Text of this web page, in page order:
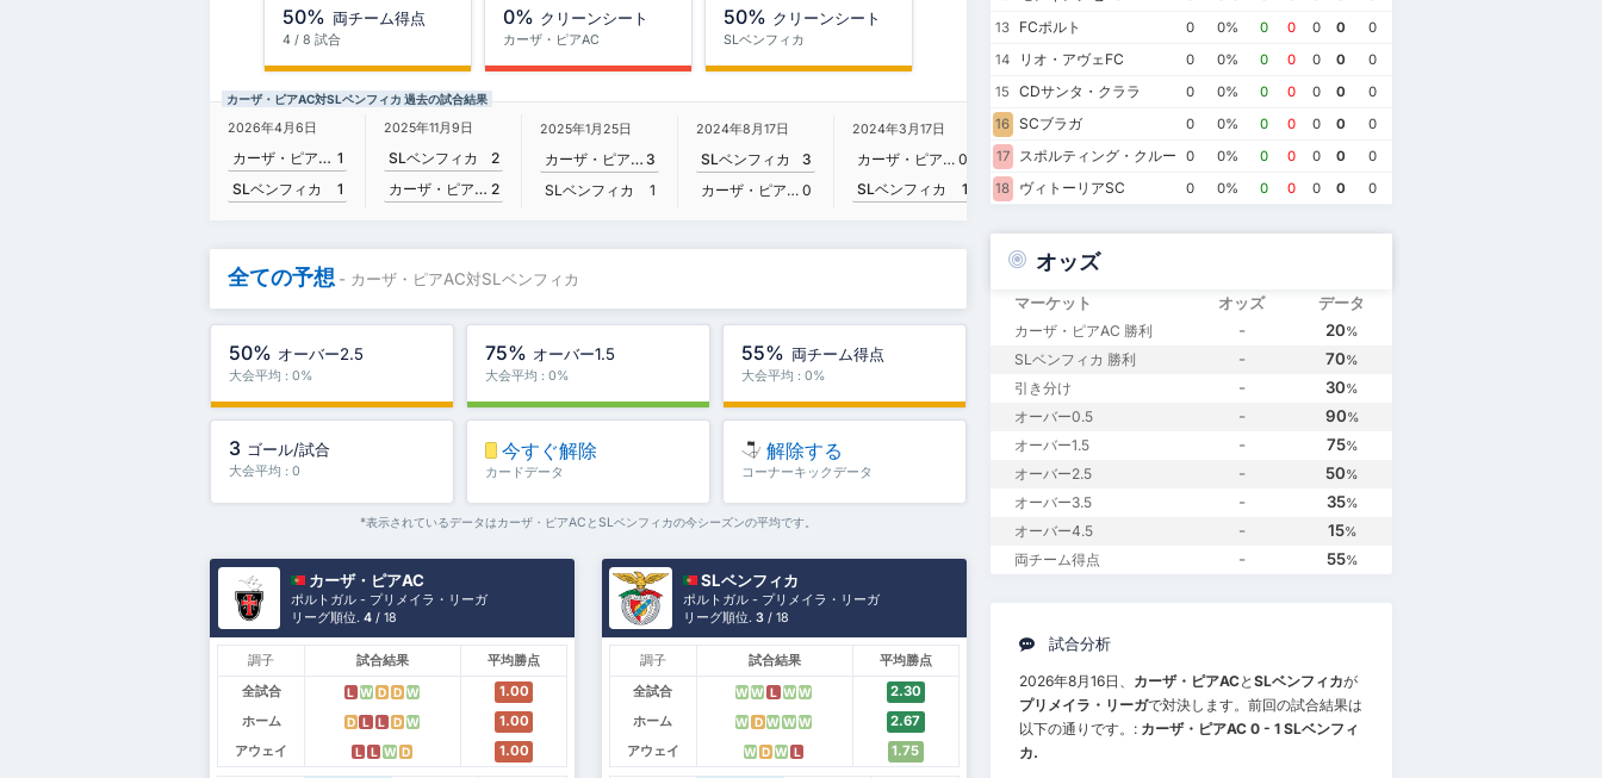
50% 両チーム得点
4 / 8 試合
0% クリーンシート
カーザ・ピアAC
50% クリーンシート
SLベンフィカ
カーザ・ピアAC対SLベンフィカ 過去の試合結果
2026年4月6日
カーザ・ピアAC 1
SLベンフィカ
1
2025年11月9日
SLベンフィカ
2
カーザ・ピアAC 2
2025年1月25日
カーザ・ピアAC 3
SLベンフィカ
1
2024年8月17日
SLベンフィカ
3
カーザ・ピアAC 0
2024年3月17日
カーザ・ピアAC 0
SLベンフィカ
1
2023年10月28日
SLベンフィカ
カーザ・ピアAC 1
2023年2月4日
SLベンフィカ
カーザ・ピアAC
2022年8月13日
SLベンフィカ
全ての予想 - カーザ・ピアAC対SLベンフィカ
50% オーバー2.5
大会平均 : 0%
75% オーバー1.5
大会平均 : 0%
55% 両チーム得点
大会平均 : 0%
3 ゴール/試合
大会平均 : 0
今すぐ解除
カードデータ
解除する
コーナーキックデータ
*表示されているデータはカーザ・ピアACとSLベンフィカの今シーズンの平均です。
カーザ・ピアAC
ポルトガル - プリメイラ・リーガ
リーグ順位.4 / 18
調子 試合結果
平均勝点
全試合
L W D D W
1.00
ホーム
D L L D W
1.00
アウェイ
L L W D 1.00
SLベンフィカ
ポルトガル - プリメイラ・リーガ
リーグ順位.3 / 18
調子 試合結果
平均勝点
全試合
W W L W W
2.30
ホーム
W D W W W
2.67
アウェイ
W D W L 1.75
13
FCポルト 0 0% 0 0 0 0
0
14
リオ・アヴェFC 0 0% 0 0 0 0
0
15
CDサンタ・クララ 0 0% 0 0 0 0
0
16 SCブラガ 0 0% 0 0 0 0
0
17
スポルティング・クルーベ・デ・ポルトゥガル
0 0% 0 0 0 0
0
18
ヴィトーリアSC 0 0% 0 0 0 0 0
オッズ
マーケット オッズ データ
カーザ・ピアAC 勝利 - 20%
SLベンフィカ 勝利 - 70%
引き分け - 30%
オーバー0.5 - 90%
オーバー1.5 - 75%
オーバー2.5 - 50%
オーバー3.5 - 35%
オーバー4.5 - 15%
両チーム得点 - 55%
試合分析
2026年8月16日、 カーザ・ピアACと SLベンフィカが
プリメイラ・リーガで対決します。前回の試合結果は
以下の通りです。: カーザ・ピアAC 0 - 1 SLベンフィ
カ.